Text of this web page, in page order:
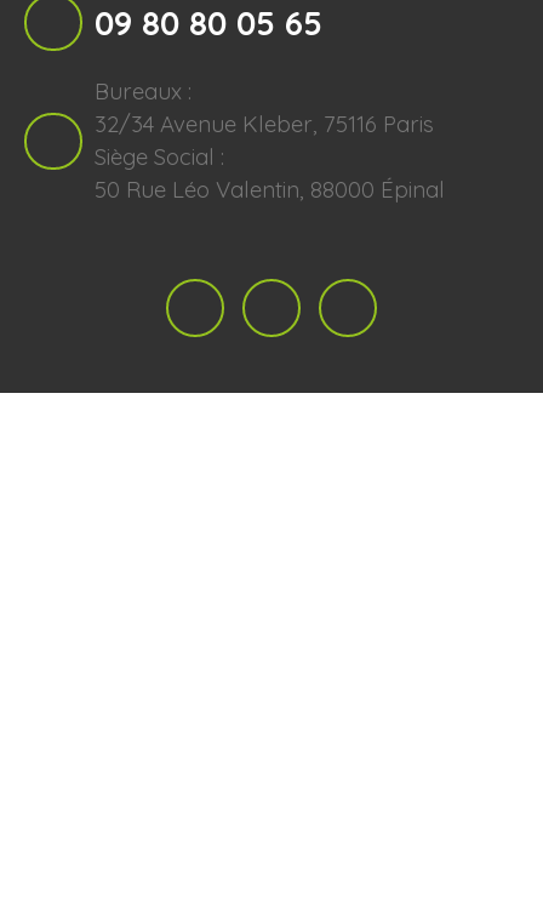
09 80 80 05 65
Bureaux :
32/34 Avenue Kleber, 75116 Paris
Siège Social :
50 Rue Léo Valentin, 88000 Épinal